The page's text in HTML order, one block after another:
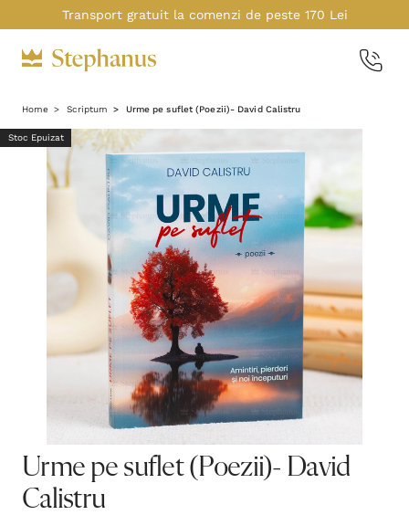
Transport gratuit la comenzi de peste 170 Lei
Home Scriptum Urme pe suflet (Poezii)- David Calistru
Stoc Epuizat
Urme pe suflet (Poezii)- David
Calistru